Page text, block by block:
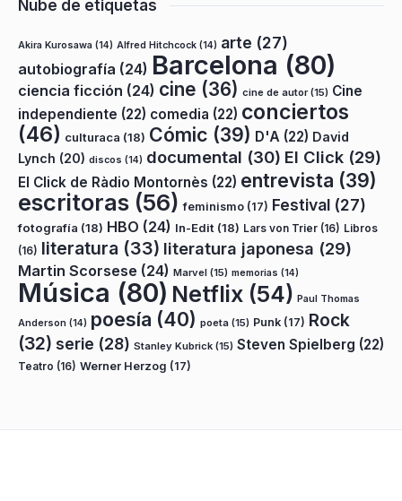
Nube de etiquetas
Akira Kurosawa (14) Alfred Hitchcock (14) arte (27)
autobiografía (24) Barcelona (80)
ciencia ficción (24) cine (36) cine de autor(15) Cine
independiente (22) comedia (22) conciertos
(46) culturaca (18) Cómic (39) D'A (22) David
Lynch (20) discos (14) documental (30) El Click (29)
El Click de Ràdio Montornès (22) entrevista (39)
escritoras (56) feminismo (17) Festival (27)
fotografía (18) HBO (24) In-Edit (18) Lars von Trier (16) Libros
(16) literatura (33) literatura japonesa (29)
Martin Scorsese (24) Marvel (15) memorias (14)
Música (80) Netflix (54) Paul Thomas
Anderson (14) poesía (40) poeta (15) Punk (17) Rock
(32) serie (28) Stanley Kubrick (15) Steven Spielberg (22)
Teatro (16) Werner Herzog (17)